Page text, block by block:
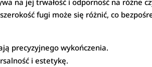
na jej trwałość i odporność na różne
fugi może się różnić, co
precyzyjnego wykończenia.
i estetykę.